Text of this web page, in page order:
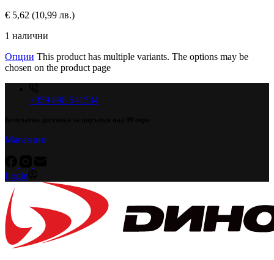
€ 5,62 (10,99 лв.)
1 налични
Опции This product has multiple variants. The options may be
chosen on the product page
+359 898 541534
Магазини
Login